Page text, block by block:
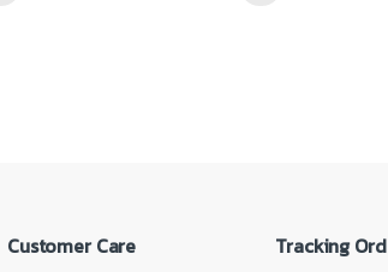
Customer Care Tracking